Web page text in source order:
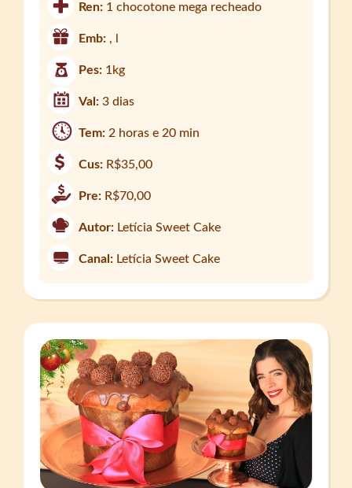
Ren: 1 chocotone mega recheado
Emb: , l
Pes: 1kg
Val:3 dias
Tem: 2 horas e 20 min
Cus: R$35,00
Pre: R$70,00
Autor: Letícia Sweet Cake
Canal: Letícia Sweet Cake